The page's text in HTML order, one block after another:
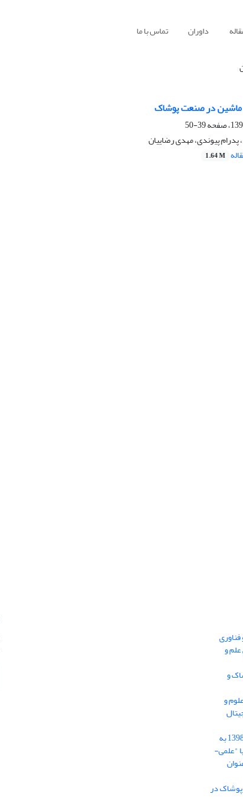
داوران تماس با ما
ماشین در صنعت پوشاک
39-50
پیوندی، مهدی رضاییان
1.64 M
و فناوری
و
و
و
از تاریخ ابلاغ آیین نامه 11/25685 مورخ 1398/02/09 به
"علمی-
پوشاک در